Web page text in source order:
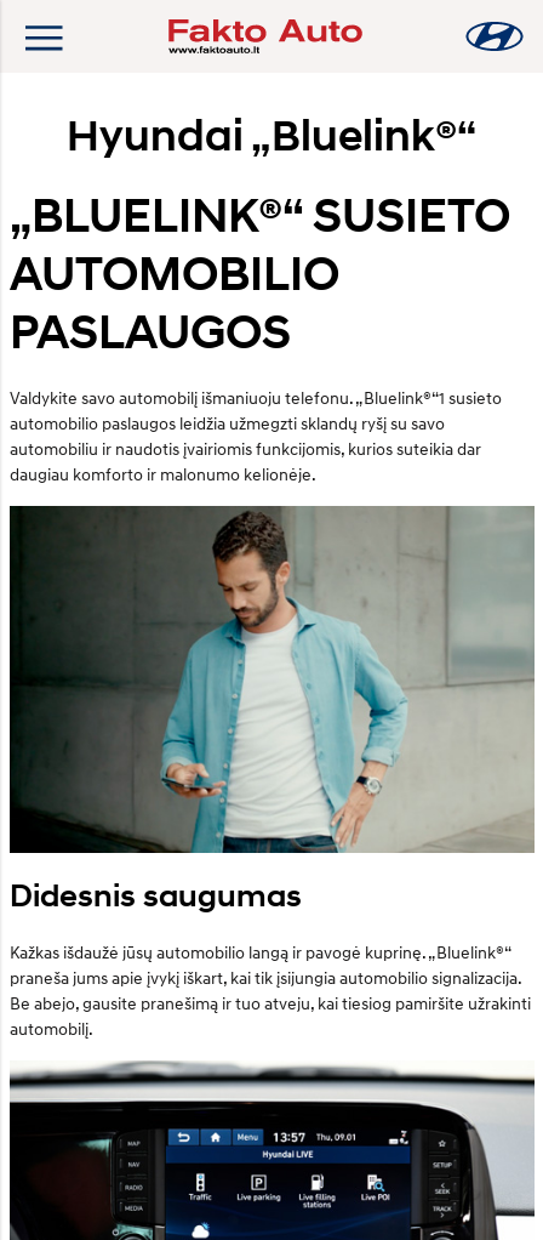
Hyundai „Bluelink®“
„BLUELINK®“ SUSIETO
AUTOMOBILIO
PASLAUGOS
Valdykite savo automobilį išmaniuoju telefonu. „Bluelink®“1 susieto
automobilio paslaugos leidžia užmegzti sklandų ryšį su savo
automobiliu ir naudotis įvairiomis funkcijomis, kurios suteikia dar
daugiau komforto ir malonumo kelionėje.
Didesnis saugumas
Kažkas išdaužė jūsų automobilio langą ir pavogė kuprinę. „Bluelink®“
praneša jums apie įvykį iškart, kai tik įsijungia automobilio signalizacija.
Be abejo, gausite pranešimą ir tuo atveju, kai tiesiog pamiršite užrakinti
automobilį.